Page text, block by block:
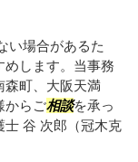
い場合があるた
します。当事務
森町、大阪天満
からご相談を承っ
士 谷 次郎（冠木克